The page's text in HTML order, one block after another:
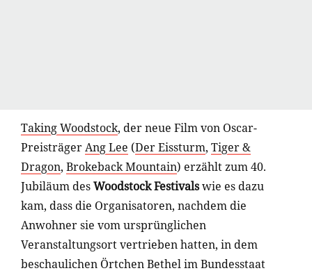
Taking Woodstock, der neue Film von Oscar-
PreisträgerAng Lee (Der Eissturm, Tiger &
Dragon, Brokeback Mountain) erzählt zum 40.
Jubiläum desWoodstock Festivalswie es dazu
kam, dass die Organisatoren, nachdem die
Anwohner sie vom ursprünglichen
Veranstaltungsort vertrieben hatten, in dem
beschaulichen Örtchen Bethel im Bundesstaat